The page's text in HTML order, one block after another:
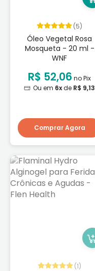
(5)
Óleo Vegetal Rosa
Mosqueta - 20 ml -
WNF
R$ 52,06 no Pix
Ou em 6xde R$ 9,13
Comprar Agora
(1)